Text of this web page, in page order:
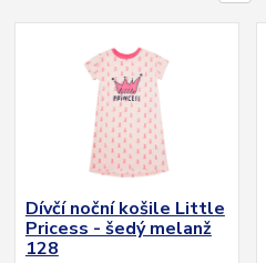
Dívčí noční košile Little
Pricess - šedý melanž
128